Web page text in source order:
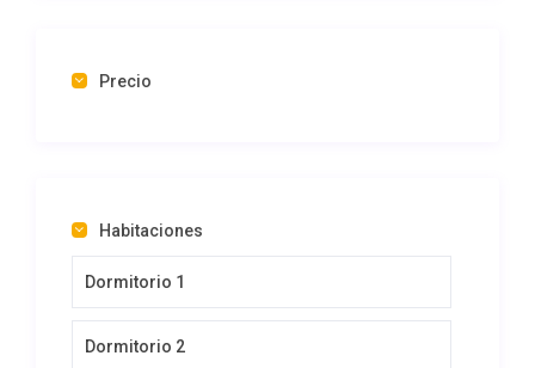
Precio
Habitaciones
Dormitorio 1
Dormitorio 2